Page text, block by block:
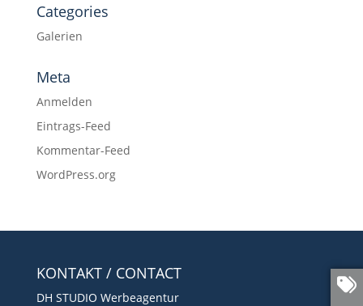
Categories
Galerien
Meta
Anmelden
Eintrags-Feed
Kommentar-Feed
WordPress.org
KONTAKT / CONTACT
DH STUDIO Werbeagentur